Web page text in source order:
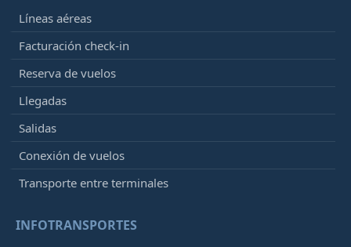
Líneas aéreas
Facturación check-in
Reserva de vuelos
Llegadas
Salidas
Conexión de vuelos
Transporte entre terminales
INFOTRANSPORTES